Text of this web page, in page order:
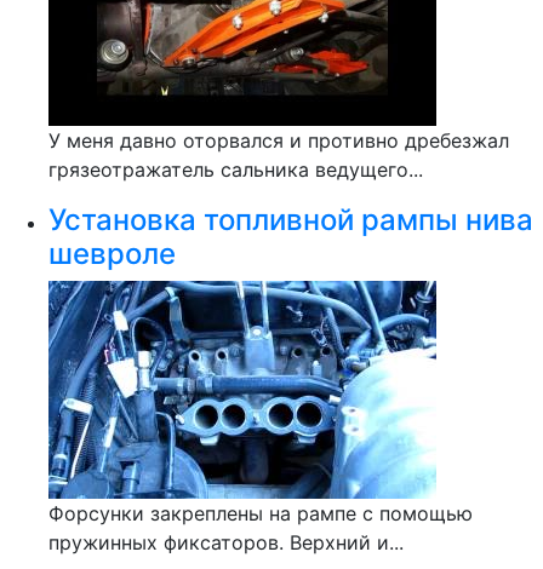
У меня давно оторвался и противно дребезжал
грязеотражатель сальника ведущего...
Установка топливной рампы нива
шевроле
Форсунки закреплены на рампе с помощью
пружинных фиксаторов. Верхний и...